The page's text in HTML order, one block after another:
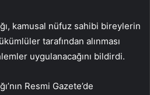
kamusal nüfuz sahibi bireylerin
tarafından alınması
uygulanacağını bildirdi.
Resmi Gazete’de